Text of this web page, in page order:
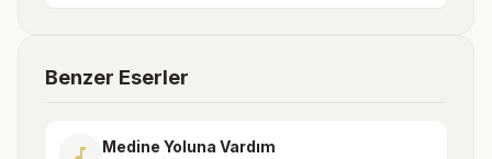
Benzer Eserler
Medine Yoluna Vardım